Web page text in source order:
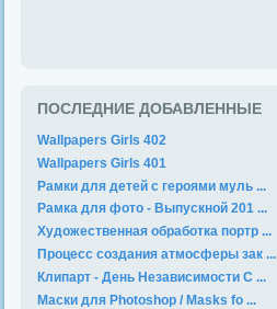
ПОСЛЕДНИЕ ДОБАВЛЕННЫЕ
Wallpapers Girls 402
Wallpapers Girls 401
Рамки для детей с героями муль ...
Рамка для фото - Выпускной 201 ...
Художественная обработка портр ...
Процесс создания атмосферы зак ...
Клипарт - День Независимости С ...
Маски для Photoshop / Masks fo ...